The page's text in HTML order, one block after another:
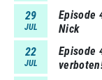
29
JUL
Episode
Nick
22
JUL
Episode